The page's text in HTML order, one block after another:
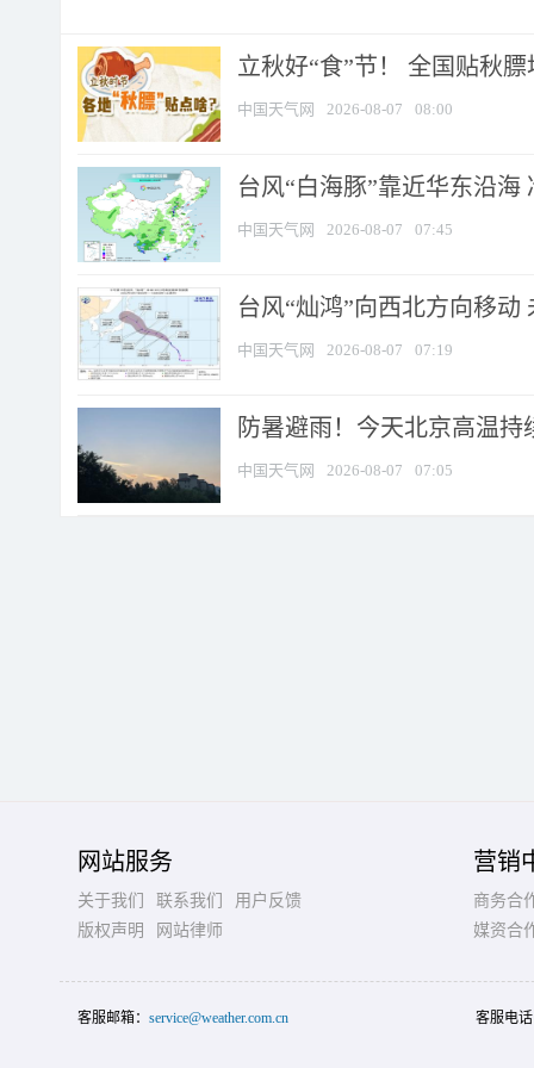
立秋好“食”节！ 全国贴秋
中国天气网 2026-08-07 08:00
台风“白海豚”靠近华东沿
中国天气网 2026-08-07 07:45
台风“灿鸿”向西北方向移动
中国天气网 2026-08-07 07:19
防暑避雨！今天北京高温
中国天气网 2026-08-07 07:05
网站服务
关于我们 联系我们
用户反馈
版权声明
网站律师
营销
商务合
媒资合
客服邮箱： service@weather.com.cn 客服电